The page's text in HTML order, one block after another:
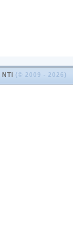
NTI (© 2009 - 2026)